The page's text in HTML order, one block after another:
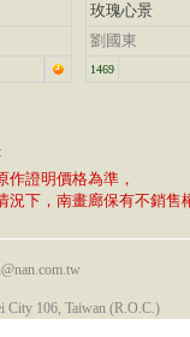
玫瑰心景
劉國東
1469
作證明價格為準，
況下，南畫廊保有不銷售
City 106, Taiwan (R.O.C.)